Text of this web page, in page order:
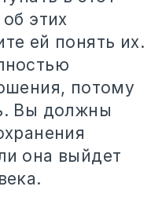
этих
ей понять их.
потому
Вы должны
она выйдет